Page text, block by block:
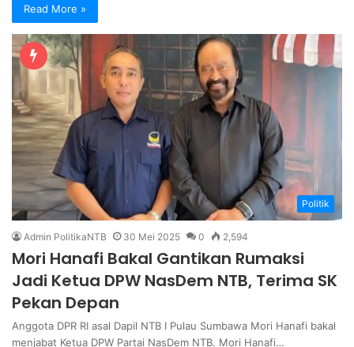
Read More »
Politik
Admin PolitikaNTB 30 Mei 2025 0 2,594
Mori Hanafi Bakal Gantikan Rumaksi
Jadi Ketua DPW NasDem NTB, Terima SK
Pekan Depan
Anggota DPR RI asal Dapil NTB I Pulau Sumbawa Mori Hanafi bakal
menjabat Ketua DPW Partai NasDem NTB. Mori Hanafi…